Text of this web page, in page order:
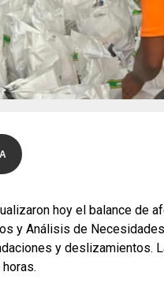
hoy el balance de
y Análisis de
y deslizamientos.